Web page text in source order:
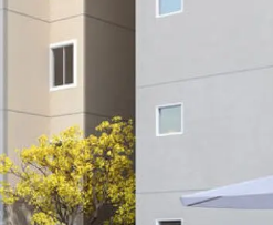
Calcule seu Poder de Compra
Comprar x Alugar
Correção do INCC
Simulador de Financiamento